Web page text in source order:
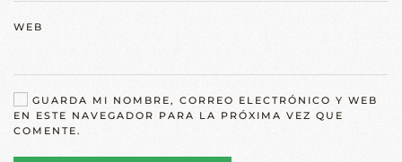
WEB
GUARDA MI NOMBRE, CORREO ELECTRÓNICO Y WEB
EN ESTE NAVEGADOR PARA LA PRÓXIMA VEZ QUE
COMENTE.